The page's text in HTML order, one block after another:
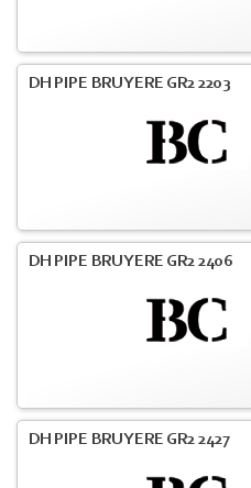
DH PIPE BRUYERE GR2 2203
DH PIPE BRUYERE GR2 2406
DH PIPE BRUYERE GR2 2427